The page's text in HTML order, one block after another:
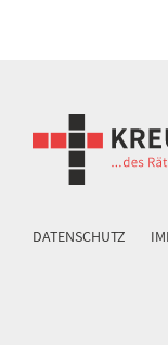
DATENSCHUTZ